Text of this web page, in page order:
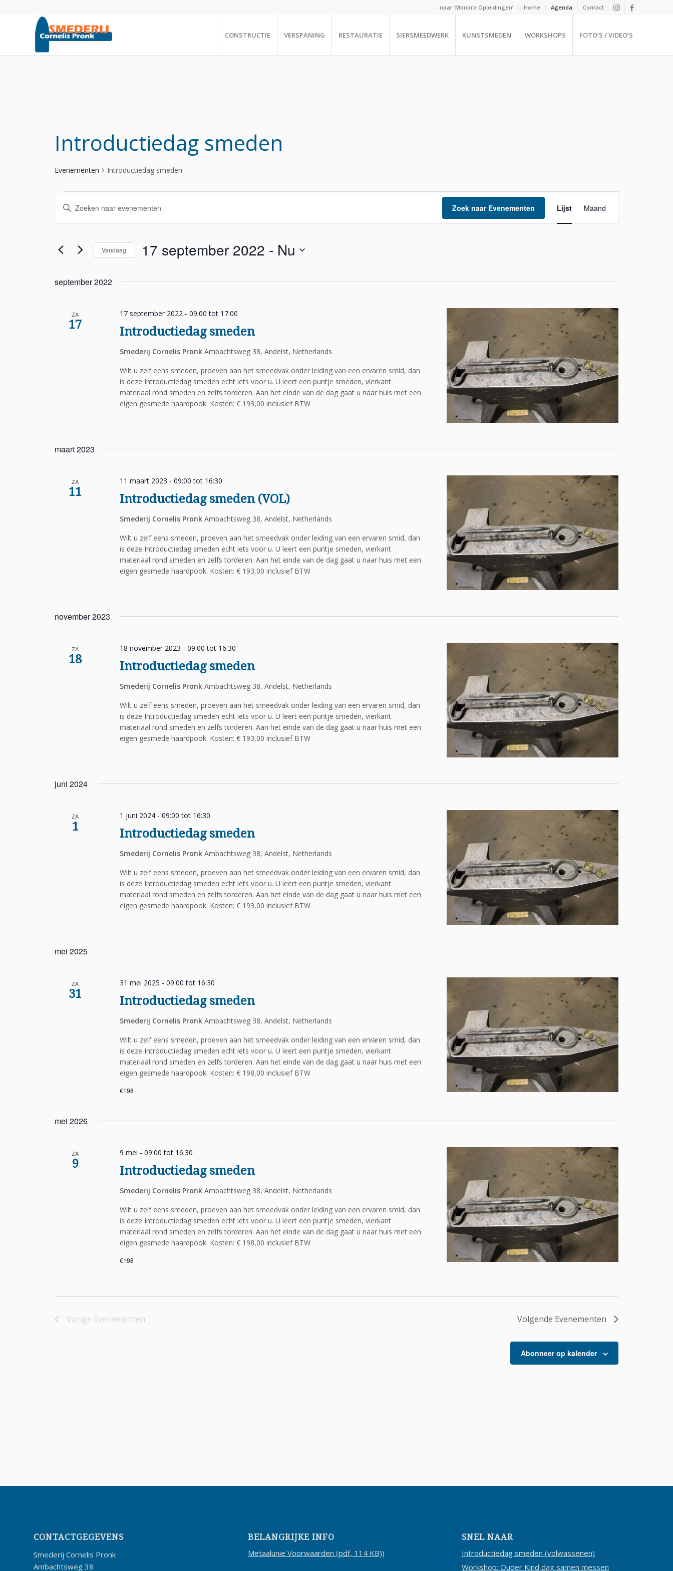
naar ‘Mondra Opleidingen’ Home Agenda Contact
CONSTRUCTIE VERSPANING RESTAURATIE SIERSMEEDWERK KUNSTSMEDEN WORKSHOPS FOTO’S / VIDEO’S
Introductiedag smeden
Evenementen Introductiedag smeden
Zoeken
en
navigatie
Vul
Zoek
met
Zoek naar Evenementen
weergaven
Lijst Maand
Vandaag 17 september 2022 - Nu
september 2022
ZA
17 Introductiedag smeden
17 september 2022 - 09:00 tot 17:00
Smederij Cornelis PronkAmbachtsweg 38, Andelst, Netherlands
Wilt u zelf eens smeden, proeven aan het smeedvak onder leiding van een ervaren smid, dan
is deze Introductiedag smeden echt iets voor u. U leert een puntje smeden, vierkant
materiaal rond smeden en zelfs torderen. Aan het einde van de dag gaat u naar huis met een
eigen gesmede haardpook. Kosten: € 193,00 inclusief BTW
maart 2023
ZA
11 Introductiedag smeden (VOL)
11 maart 2023 - 09:00 tot 16:30
Smederij Cornelis PronkAmbachtsweg 38, Andelst, Netherlands
Wilt u zelf eens smeden, proeven aan het smeedvak onder leiding van een ervaren smid, dan
is deze Introductiedag smeden echt iets voor u. U leert een puntje smeden, vierkant
materiaal rond smeden en zelfs torderen. Aan het einde van de dag gaat u naar huis met een
eigen gesmede haardpook. Kosten: € 193,00 inclusief BTW
november 2023
ZA
18 Introductiedag smeden
18 november 2023 - 09:00 tot 16:30
Smederij Cornelis PronkAmbachtsweg 38, Andelst, Netherlands
Wilt u zelf eens smeden, proeven aan het smeedvak onder leiding van een ervaren smid, dan
is deze Introductiedag smeden echt iets voor u. U leert een puntje smeden, vierkant
materiaal rond smeden en zelfs torderen. Aan het einde van de dag gaat u naar huis met een
eigen gesmede haardpook. Kosten: € 193,00 inclusief BTW
juni 2024
ZA
1 Introductiedag smeden
1 juni 2024 - 09:00 tot 16:30
Smederij Cornelis PronkAmbachtsweg 38, Andelst, Netherlands
Wilt u zelf eens smeden, proeven aan het smeedvak onder leiding van een ervaren smid, dan
is deze Introductiedag smeden echt iets voor u. U leert een puntje smeden, vierkant
materiaal rond smeden en zelfs torderen. Aan het einde van de dag gaat u naar huis met een
eigen gesmede haardpook. Kosten: € 193,00 inclusief BTW
mei 2025
ZA
31 Introductiedag smeden
31 mei 2025 - 09:00 tot 16:30
Smederij Cornelis PronkAmbachtsweg 38, Andelst, Netherlands
Wilt u zelf eens smeden, proeven aan het smeedvak onder leiding van een ervaren smid, dan
is deze Introductiedag smeden echt iets voor u. U leert een puntje smeden, vierkant
materiaal rond smeden en zelfs torderen. Aan het einde van de dag gaat u naar huis met een
eigen gesmede haardpook. Kosten: € 198,00 inclusief BTW
€198
mei 2026
ZA
9 Introductiedag smeden
9 mei - 09:00 tot 16:30
Smederij Cornelis PronkAmbachtsweg 38, Andelst, Netherlands
Wilt u zelf eens smeden, proeven aan het smeedvak onder leiding van een ervaren smid, dan
is deze Introductiedag smeden echt iets voor u. U leert een puntje smeden, vierkant
materiaal rond smeden en zelfs torderen. Aan het einde van de dag gaat u naar huis met een
eigen gesmede haardpook. Kosten: € 198,00 inclusief BTW
€198
Vorige Evenementen Volgende Evenementen
Abonneer op kalender
CONTACTGEGEVENS
Smederij Cornelis Pronk
Ambachtsweg 38
BELANGRIJKE INFO
Metaalunie Voorwaarden (pdf, 114 KB))
SNEL NAAR
Introductiedag smeden (volwassenen)
Workshop: Ouder Kind dag samen messen